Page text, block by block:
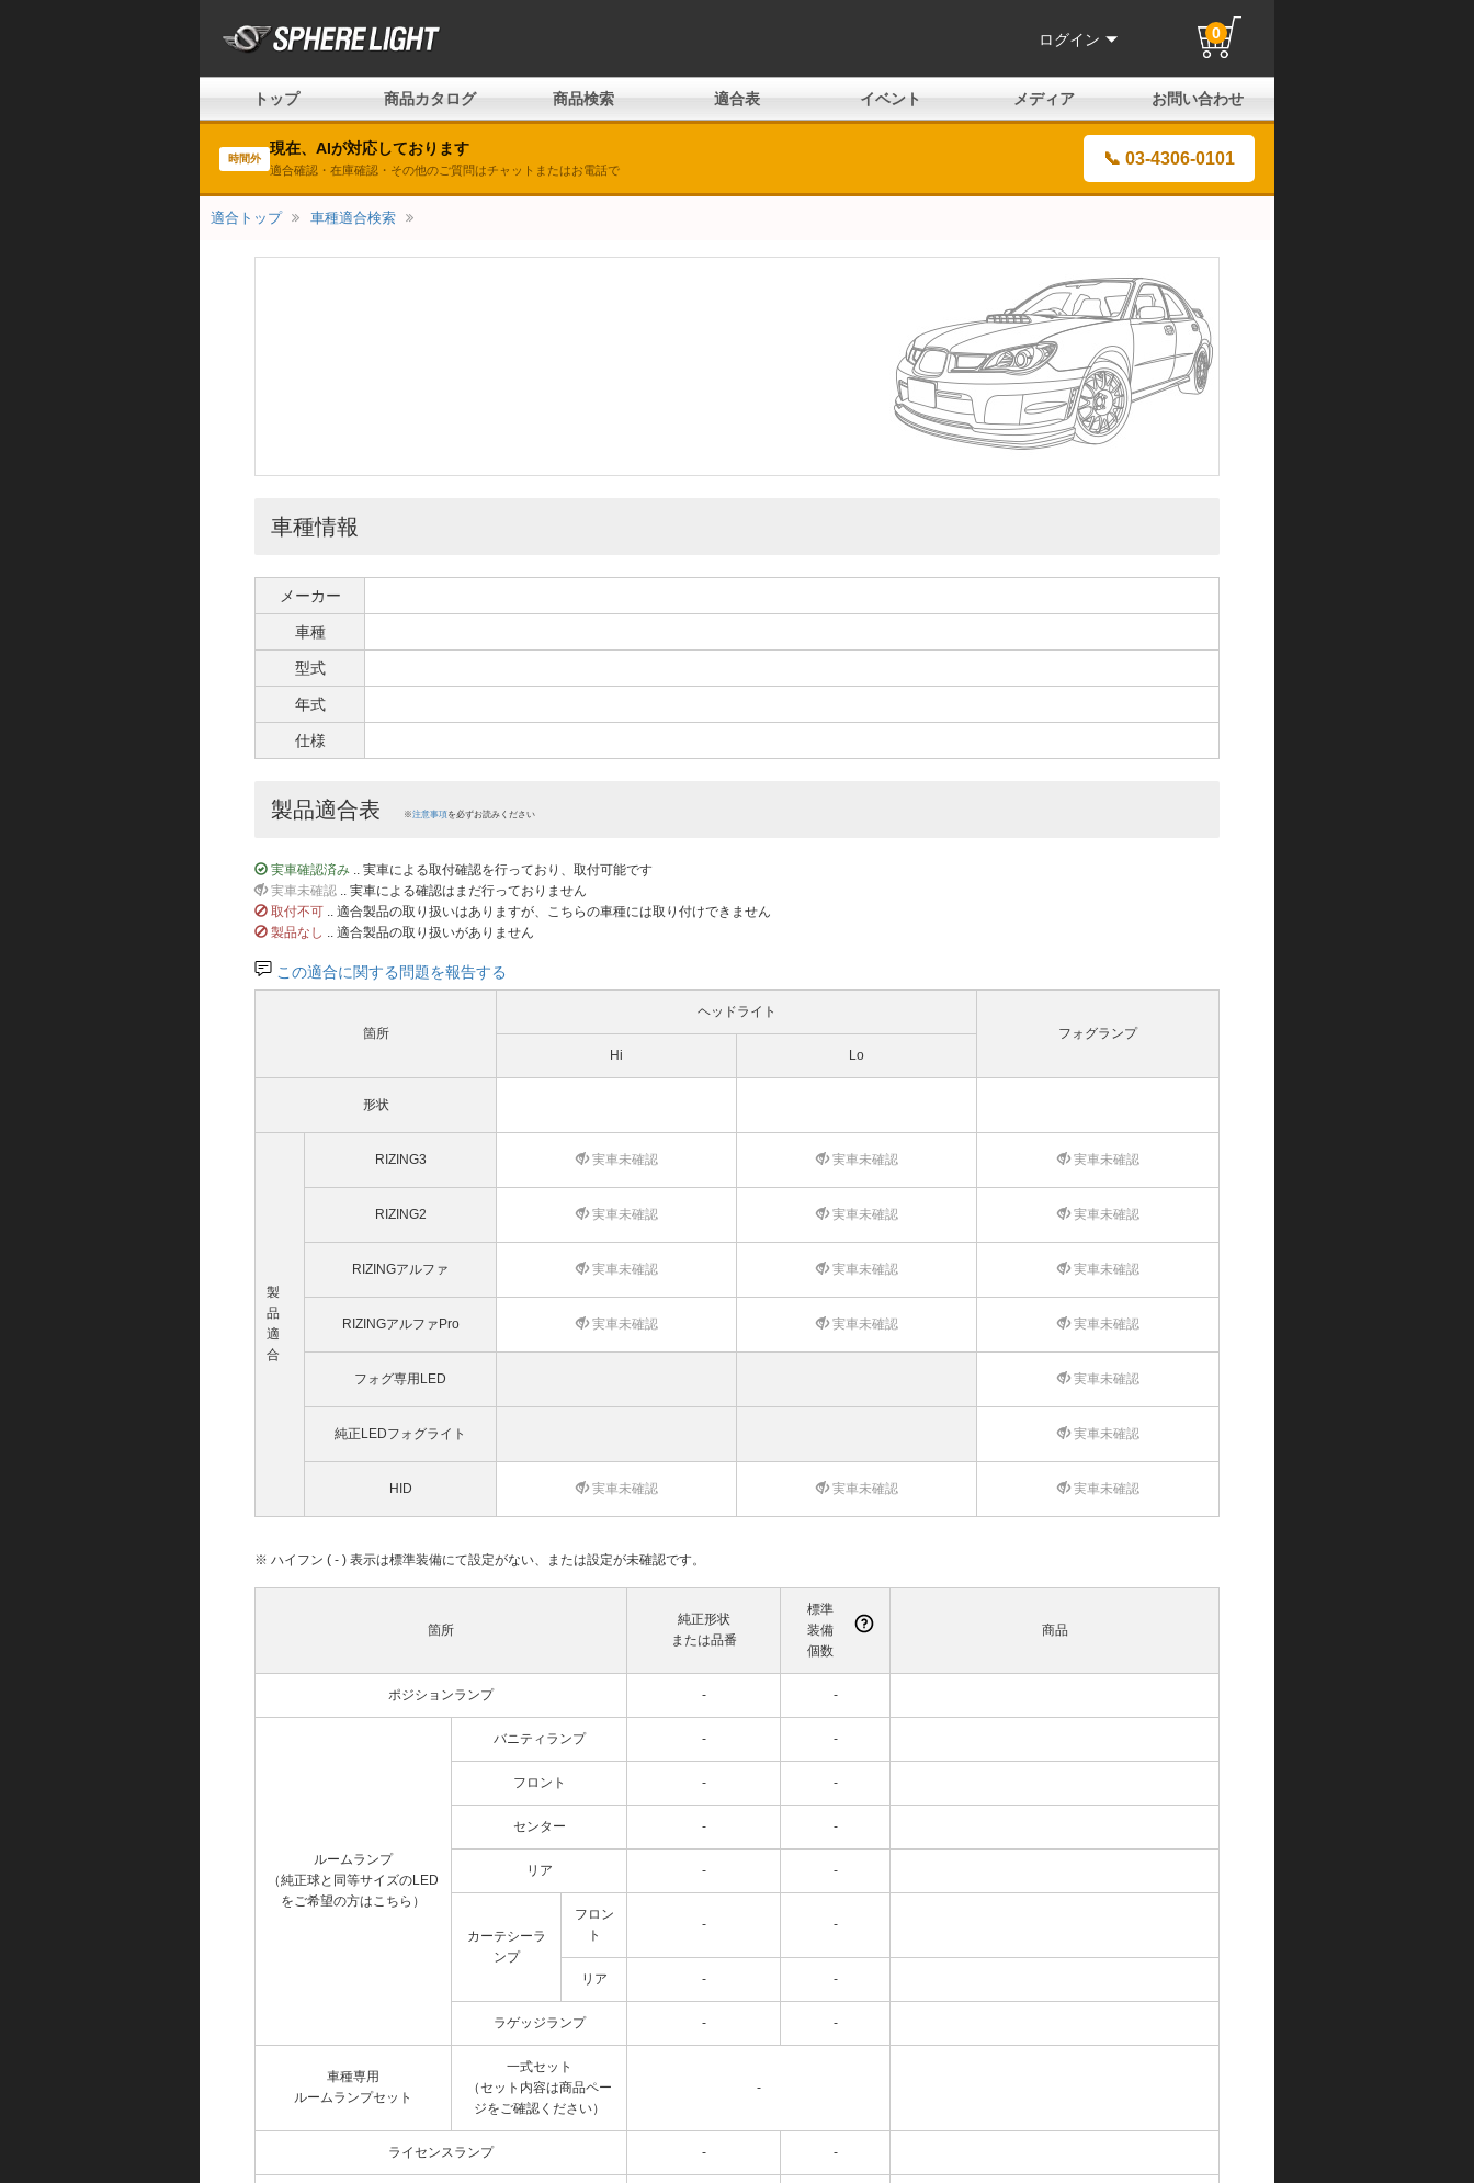
ログイン 0
トップ 商品カタログ 商品検索 適合表 イベント メディア お問い合わせ
時間外
現在、AIが対応しております
適合確認・在庫確認・その他のご質問はチャットまたはお電話で
📞 03-4306-0101
適合トップ 車種適合検索
車種情報
メーカー
車種
型式
年式
仕様
製品適合表 ※注意事項を必ずお読みください
実車確認済み .. 実車による取付確認を行っており、取付可能です
実車未確認 .. 実車による確認はまだ行っておりません
取付不可 .. 適合製品の取り扱いはありますが、こちらの車種には取り付けできません
製品なし .. 適合製品の取り扱いがありません
この適合に関する問題を報告する
箇所
ヘッドライト
フォグランプ
Hi
Lo
形状
製
品
適
合
RIZING3 実車未確認 実車未確認 実車未確認
RIZING2 実車未確認 実車未確認 実車未確認
RIZINGアルファ 実車未確認 実車未確認 実車未確認
RIZINGアルファPro 実車未確認 実車未確認 実車未確認
フォグ専用LED 実車未確認
純正LEDフォグライト 実車未確認
HID 実車未確認 実車未確認 実車未確認
※ ハイフン ( - ) 表示は標準装備にて設定がない、または設定が未確認です。
箇所
純正形状
または品番
標準
装備
個数
商品
ポジションランプ - -
ルームランプ
（純正球と同等サイズのLED
をご希望の方はこちら）
バニティランプ - -
フロント - -
センター - -
リア - -
カーテシーラ
ンプ
フロン
ト
- -
リア - -
ラゲッジランプ - -
車種専用
ルームランプセット
一式セット
（セット内容は商品ペー
ジをご確認ください）
-
ライセンスランプ - -